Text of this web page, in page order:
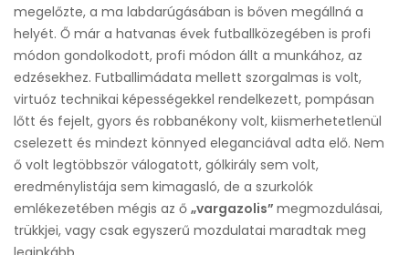
megelőzte, a ma labdarúgásában is bőven megállná a
helyét. Ő már a hatvanas évek futballközegében is profi
módon gondolkodott, profi módon állt a munkához, az
edzésekhez. Futballimádata mellett szorgalmas is volt,
virtuóz technikai képességekkel rendelkezett, pompásan
lőtt és fejelt, gyors és robbanékony volt, kiismerhetetlenül
cselezett és mindezt könnyed eleganciával adta elő. Nem
ő volt legtöbbször válogatott, gólkirály sem volt,
eredménylistája sem kimagasló, de a szurkolók
emlékezetében mégis az ő „vargazolis” megmozdulásai,
trükkjei, vagy csak egyszerű mozdulatai maradtak meg